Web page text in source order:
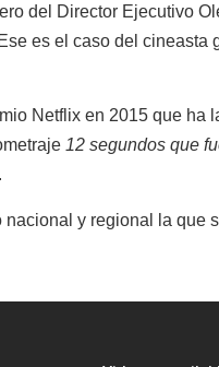
del Director Ejecutivo
es el caso del cineasta
Netflix en 2015 que ha
12 segundos que
y regional la que